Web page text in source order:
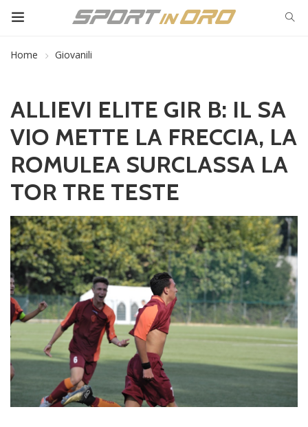
Home Giovanili
ALLIEVI ELITE GIR B: IL SA
VIO METTE LA FRECCIA, LA
ROMULEA SURCLASSA LA
TOR TRE TESTE